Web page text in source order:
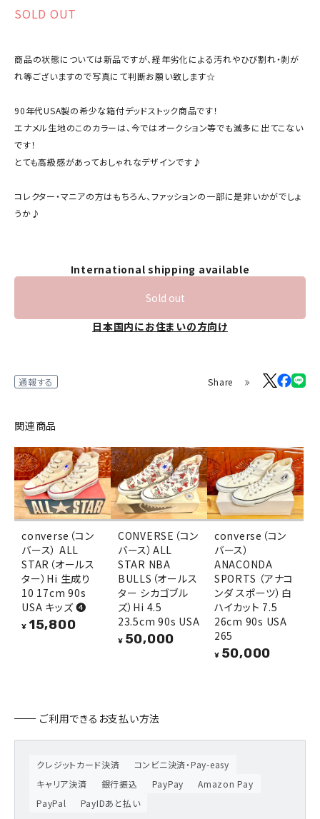
SOLD OUT
商品の状態については新品ですが、経年劣化による汚れやひび割れ・剥が
れ等ございますので写真にて判断お願い致します☆
90年代USA製の希少な箱付デッドストック商品です！
エナメル生地のこのカラーは、今ではオークション等でも滅多に出てこない
です！
とても高級感があっておしゃれなデザインです♪
コレクター・マニアの方はもちろん、ファッションの一部に是非いかがでしょ
うか♪
International shipping available
Sold out
日本国内にお住まいの方向け
通報する Share
関連商品
converse（コン
バース） ALL
STAR（オールス
ター）Hi 生成り
10 17cm 90s
USA キッズ ❹
¥ 15,800
CONVERSE（コン
バース）ALL
STAR NBA
BULLS（オールス
ター シカゴブル
ズ）Hi 4.5
23.5cm 90s USA
¥ 50,000
converse（コン
バース）
ANACONDA
SPORTS （アナコ
ンダ スポーツ）白
ハイカット 7.5
26cm 90s USA
265
¥ 50,000
ご利用できるお支払い方法
クレジットカード決済
コンビニ決済・Pay-easy
キャリア決済
銀行振込 PayPay
Amazon Pay
PayPal
PayIDあと払い